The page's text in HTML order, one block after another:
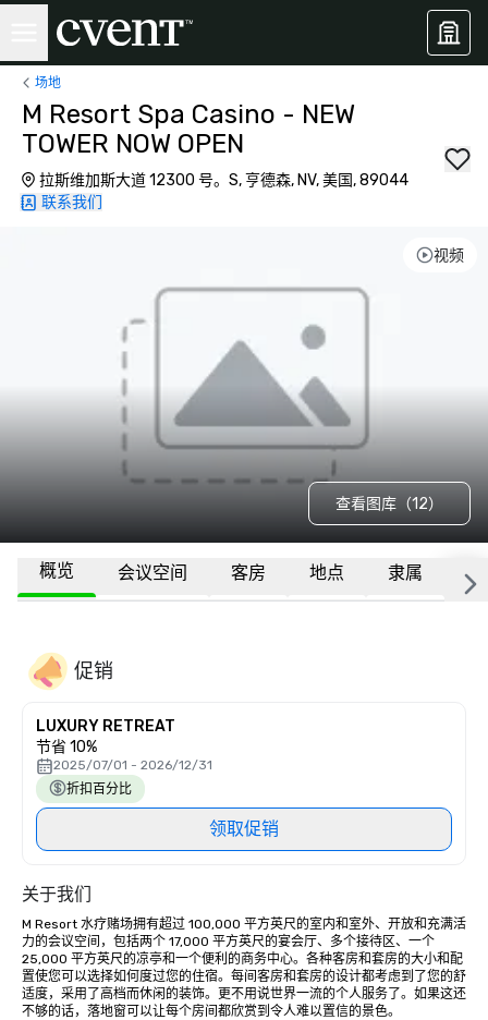
场地
M Resort Spa Casino - NEW
TOWER NOW OPEN
拉斯维加斯大道 12300 号。S, 亨德森, NV, 美国, 89044
联系我们
视频
查看图库（12）
概览 会议空间 客房 地点 隶属 更
促销
LUXURY RETREAT
节省 10%
2025/07/01 - 2026/12/31
折扣百分比
领取促销
关于我们
M Resort 水疗赌场拥有超过 100,000 平方英尺的室内和室外、开放和充满活
力的会议空间，包括两个 17,000 平方英尺的宴会厅、多个接待区、一个
25,000 平方英尺的凉亭和一个便利的商务中心。各种客房和套房的大小和配
置使您可以选择如何度过您的住宿。每间客房和套房的设计都考虑到了您的舒
适度，采用了高档而休闲的装饰。更不用说世界一流的个人服务了。如果这还
不够的话，落地窗可以让每个房间都欣赏到令人难以置信的景色。